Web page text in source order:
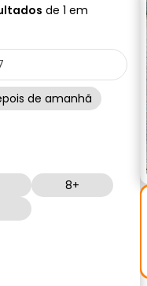
de 1 em
de amanhã
8+